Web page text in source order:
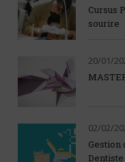
Cursus
sourire
20/01/
02/02/
Gestion